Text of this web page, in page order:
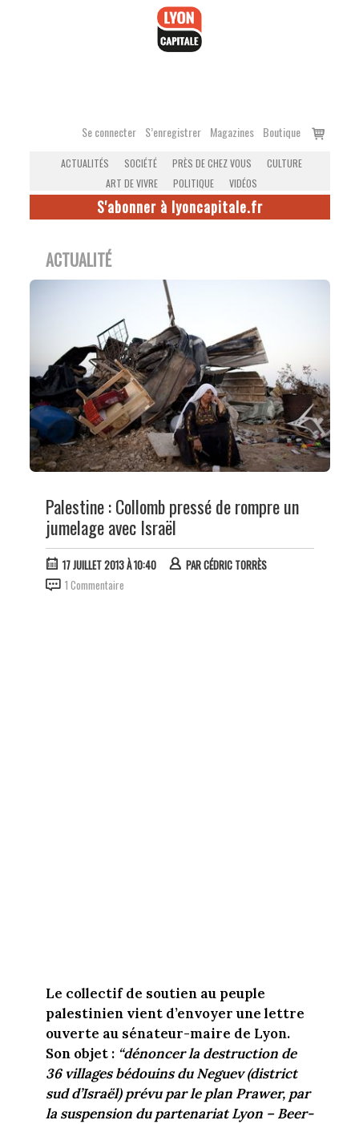
Se connecter S’enregistrer Magazines Boutique
Voir
ACTUALITÉS SOCIÉTÉ PRÈS DE CHEZ VOUS
CULTURE
ART DE VIVRE
POLITIQUE VIDÉOS
S'abonner à lyoncapitale.fr
ACTUALITÉ
Palestine : Collomb pressé de rompre un
jumelage avec Israël
17 JUILLET 2013 À 10:40 PARCÉDRIC TORRÈS
1 Commentaire
Le collectif de soutien au peuple
palestinien vient d’envoyer une lettre
ouverte au sénateur-maire de Lyon.
Son objet : “dénoncer la destruction de
36 villages bédouins du Neguev (district
sud d’Israël) prévu par le plan Prawer, par
la suspension du partenariat Lyon – Beer-